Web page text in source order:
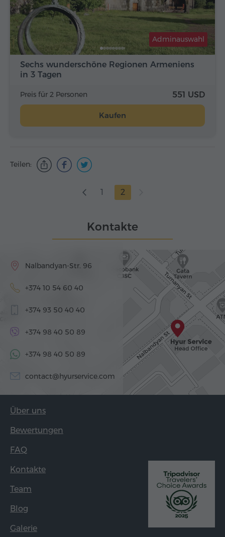
Sechs wunderschöne Regionen Armeniens
in 3 Tagen
Adminauswahl
Preis für 2 Personen 551 USD
Kaufen
Teilen:
1 2
Kontakte
Nalbandyan-Str. 96
+374 10 54 60 40
+374 93 50 40 40
+374 98 40 50 89
+374 98 40 50 89
contact@hyurservice.com
Über uns
Bewertungen
FAQ
Kontakte
Team
Blog
Galerie